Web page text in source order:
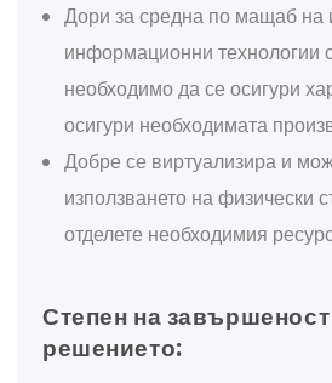
Дори за средна по мащаб на
информационни технологии
необходимо да се осигури
осигури необходимата
Добре се виртуализира и
използването на физически
отделете необходимия
Степен на
решението: